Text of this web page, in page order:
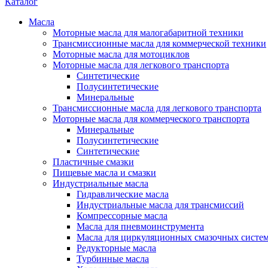
Масла
Моторные масла для малогабаритной техники
Трансмиссионные масла для коммерческой техники
Моторные масла для мотоциклов
Моторные масла для легкового транспорта
Синтетические
Полусинтетические
Минеральные
Трансмиссионные масла для легкового транспорта
Моторные масла для коммерческого транспорта
Минеральные
Полусинтетические
Синтетические
Пластичные смазки
Пищевые масла и смазки
Индустриальные масла
Гидравлические масла
Индустриальные масла для трансмиссий
Компрессорные масла
Масла для пневмоинструмента
Масла для циркуляционных смазочных
Редукторные масла
Турбинные масла